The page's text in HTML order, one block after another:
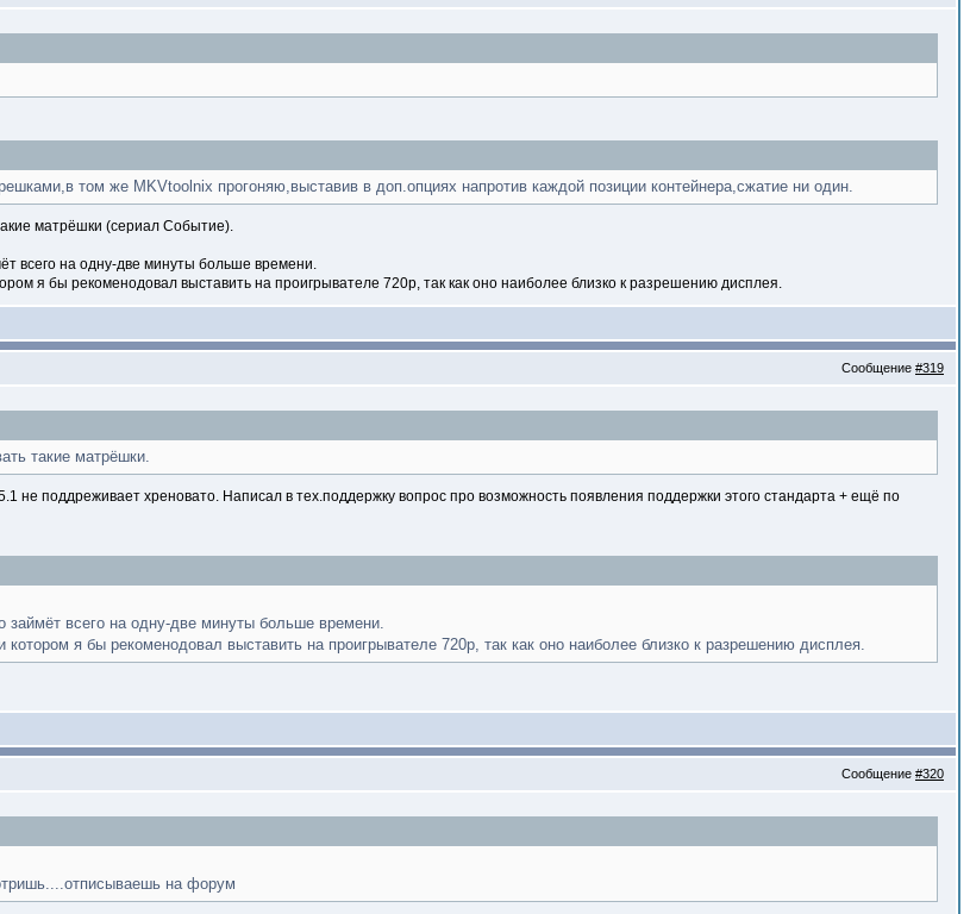
том же MKVtoolnix прогоняю,выставив в доп.опциях напротив каждой позиции контейнера,сжатие ни один.
матрёшки (сериал Событие).
всего на одну-две минуты больше времени.
я бы рекоменодовал выставить на проигрывателе 720p, так как оно наиболее близко к разрешению дисплея.
Сообщение #319
такие матрёшки.
не поддреживает хреновато. Написал в тех.поддержку вопрос про возможность появления поддержки этого стандарта + ещё по
займёт всего на одну-две минуты больше времени.
я бы рекоменодовал выставить на проигрывателе 720p, так как оно наиболее близко к разрешению дисплея.
Сообщение #320
на форум